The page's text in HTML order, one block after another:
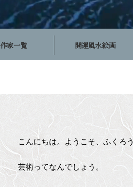
作家一覧 開運風水絵画
こんにちは。ようこそ、ふくろ
芸術ってなんでしょう。